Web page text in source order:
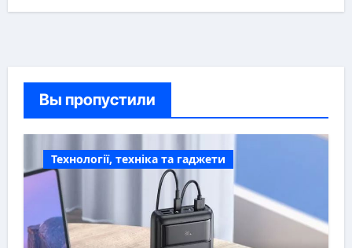
Вы пропустили
Технології, техніка та гаджети